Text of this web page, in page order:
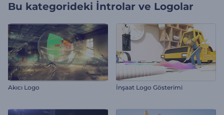
Bu kategorideki İntrolar ve Logolar
Akıcı Logo İnşaat Logo Gösterimi